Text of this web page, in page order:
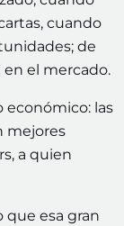
cuando
de
el mercado.
económico: las
mejores
a quien
esa gran